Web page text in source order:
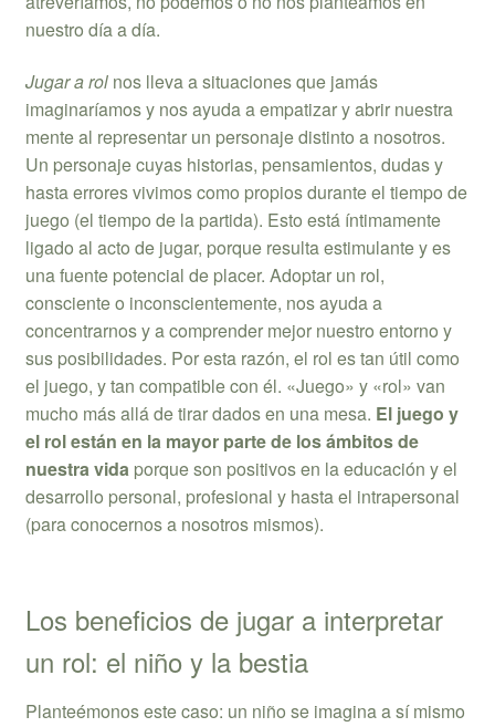
nuestro día a día.
Jugar a rolnos lleva a situaciones que jamás
imaginaríamos y nos ayuda a empatizar y abrir nuestra
mente al representar un personaje distinto a nosotros.
Un personaje cuyas historias, pensamientos, dudas y
hasta errores vivimos como propios durante el tiempo de
juego (el tiempo de la partida). Esto está íntimamente
ligado al acto de jugar, porque resulta estimulante y es
una fuente potencial de placer. Adoptar un rol,
consciente o inconscientemente, nos ayuda a
concentrarnos y a comprender mejor nuestro entorno y
sus posibilidades. Por esta razón, el rol es tan útil como
el juego, y tan compatible con él. «Juego» y «rol» van
mucho más allá de tirar dados en una mesa. El juego y
el rol están en la mayor parte de los ámbitos de
nuestra vidaporque son positivos en la educación y el
desarrollo personal, profesional y hasta el intrapersonal
(para conocernos a nosotros mismos).
Los beneficios de jugar a interpretar
un rol: el niño y la bestia
Planteémonos este caso: un niño se imagina a sí mismo